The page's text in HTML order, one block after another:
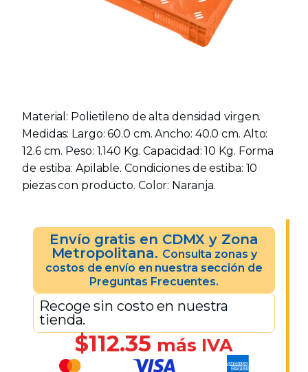
Material: Polietileno de alta densidad virgen.
Medidas: Largo: 60.0 cm. Ancho: 40.0 cm. Alto:
12.6 cm. Peso: 1.140 Kg. Capacidad: 10 Kg. Forma
de estiba: Apilable. Condiciones de estiba: 10
piezas con producto. Color: Naranja.
Envío gratis en CDMX y Zona
Metropolitana. Consulta zonas y
costos de envío en nuestra sección de
Preguntas Frecuentes.
Recoge sin costo en nuestra
tienda.
$112.35 más IVA